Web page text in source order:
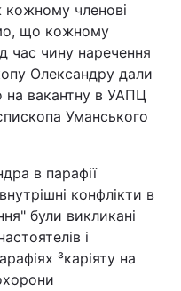
членові
що кожному
час чину наречення
Олександру дали
на вакантну в УАПЦ
Уманського
в парафії
конфлікти в
були викликані
і
³каріяту на